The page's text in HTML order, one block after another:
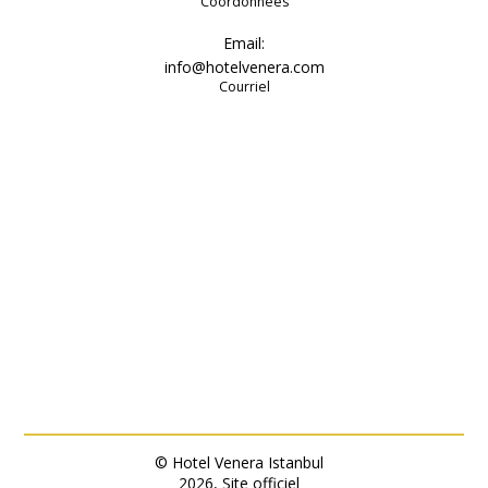
Email:
info@hotelvenera.com
Courriel
© Hotel Venera Istanbul
2026, Site officiel